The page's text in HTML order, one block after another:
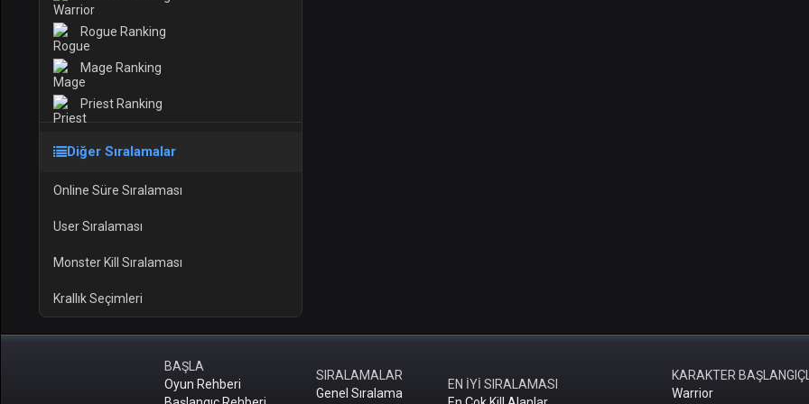
Rogue Ranking
Mage Ranking
Priest Ranking
Diğer Sıralamalar
Online Süre Sıralaması
User Sıralaması
Monster Kill Sıralaması
Krallık Seçimleri
BAŞLA
Oyun Rehberi
SIRALAMALAR
Genel Sıralama
EN İYİ SIRALAMASI
KARAKTER
Warrior